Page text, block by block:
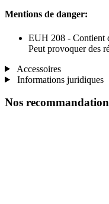
Mentions de danger:
EUH 208 - Contient
Peut provoquer des
Accessoires
Informations juridiques
Nos